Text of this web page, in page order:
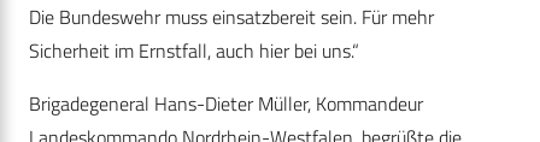
Die Bundeswehr muss einsatzbereit sein. Für mehr
Sicherheit im Ernstfall, auch hier bei uns.“
Brigadegeneral Hans-Dieter Müller, Kommandeur